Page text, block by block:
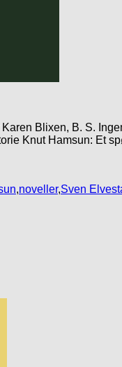
Blixen, B. S.
Knut Hamsun: Et
,noveller,Sven